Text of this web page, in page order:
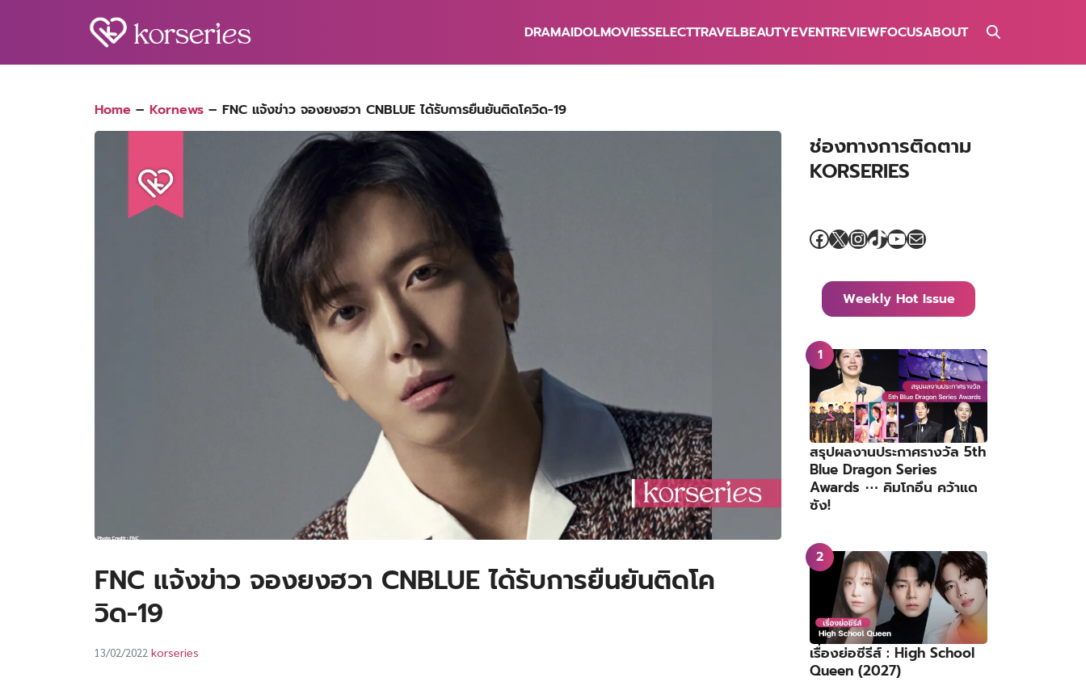
DRAMAIDOLMOVIESSELECTTRAVELBEAUTYEVENTREVIEWFOCUSABOUT
Home – Kornews – FNC แจ้งข่าว จองยงฮวา CNBLUE ได้รับการยืนยันติดโควิด-19
FNC แจ้งข่าว จองยงฮวา CNBLUE ได้รับการยืนยันติดโค
วิด-19
13/02/2022 korseries
ช่องทางการติดตาม
KORSERIES
Facebook
X Instagram
TikTok
YouTube
Mail
Weekly Hot Issue
สรุปผลงานประกาศรางวัล 5th
Blue Dragon Series
Awards ⋯ คิมโกอึน คว้าแด
ซัง!
เรื่องย่อซีรีส์ : High School
Queen (2027)